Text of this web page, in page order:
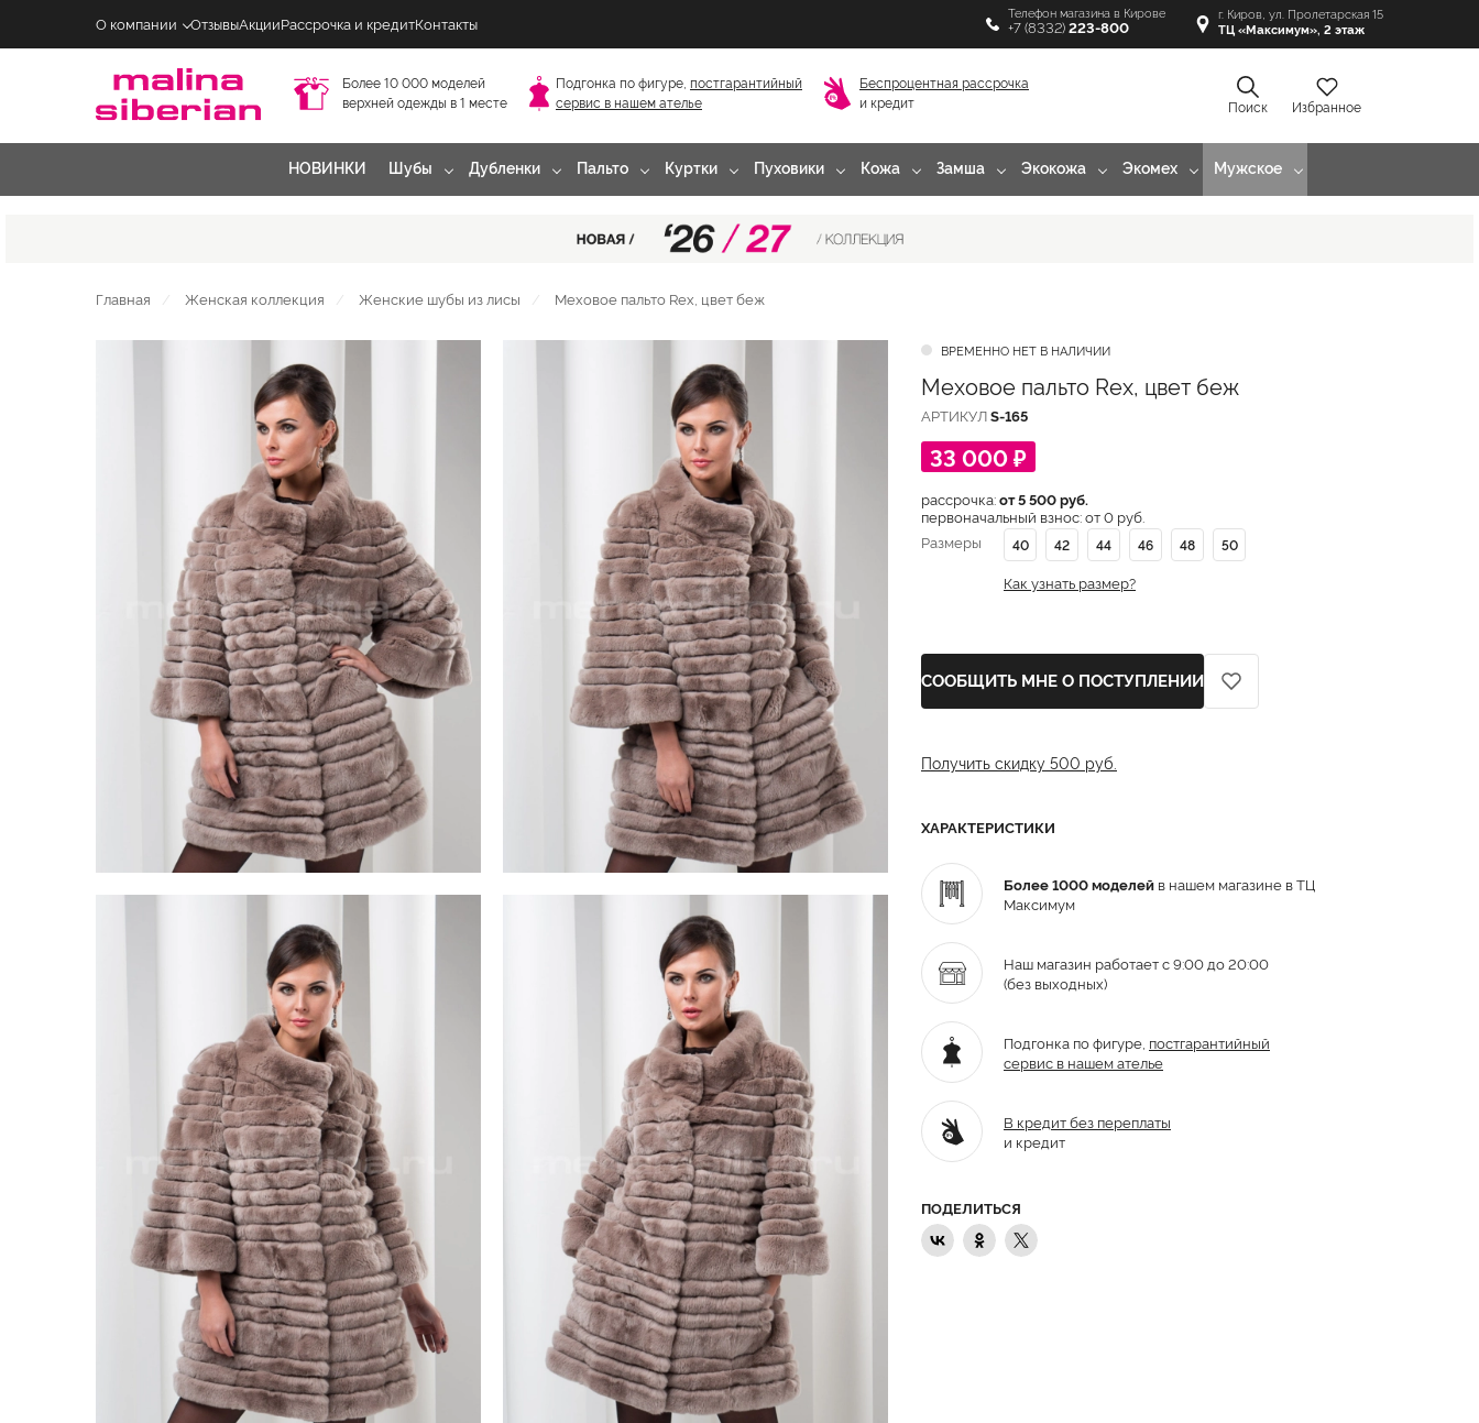
О компании ОтзывыАкцииРассрочка и кредитКонтакты
Телефон магазина в Кирове
+7 (8332) 223-800
г. Киров, ул. Пролетарская 15
ТЦ «Максимум», 2 этаж
Более 10 000 моделей
верхней одежды в 1 месте
Подгонка по фигуре, постгарантийный
сервис в нашем ателье
Беспроцентная рассрочка
и кредит
Поиск Избранное
НОВИНКИ Шубы Дубленки Пальто Куртки Пуховики Кожа Замша Экокожа Экомех Мужское
Главная Женская коллекция Женские шубы из лисы Меховое пальто Rex, цвет беж
ВРЕМЕННО НЕТ В НАЛИЧИИ
Меховое пальто Rex, цвет беж
АРТИКУЛS-165
33 000 ₽
рассрочка:от 5 500 руб.
первоначальный взнос: от 0 руб.
Размеры
40 42 44 46 48 50
Как узнать размер?
СООБЩИТЬ МНЕ О ПОСТУПЛЕНИИ
Получить скидку 500 руб.
ХАРАКТЕРИСТИКИ
Более 1000 моделей в нашем магазине в ТЦ
Максимум
Наш магазин работает с 9:00 до 20:00
(без выходных)
Подгонка по фигуре, постгарантийный
сервис в нашем ателье
В кредит без переплаты
и кредит
ПОДЕЛИТЬСЯ